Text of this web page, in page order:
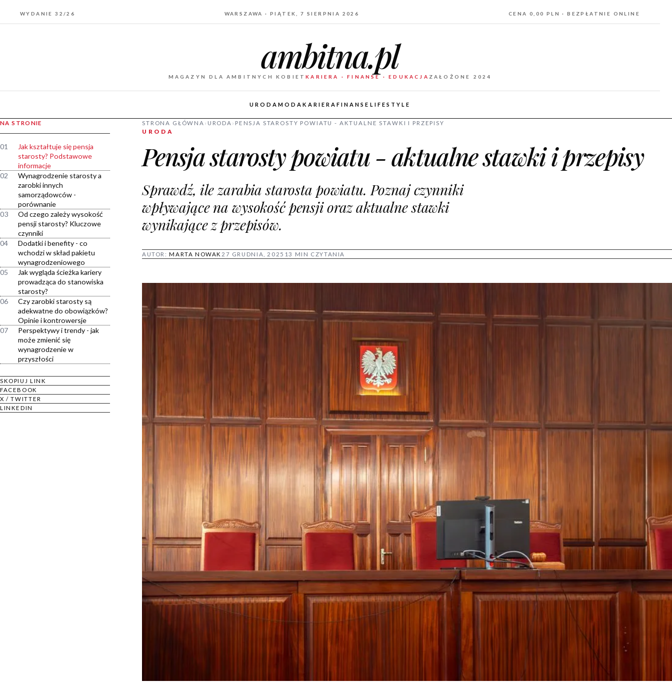
WYDANIE 32/26 WARSZAWA · PIĄTEK, 7 SIERPNIA 2026 CENA 0,00 PLN · BEZPŁATNIE ONLINE
ambitna.pl
MAGAZYN DLA AMBITNYCH KOBIETKARIERA · FINANSE · EDUKACJA ZAŁOŻONE 2024
URODAMODAKARIERA FINANSE LIFESTYLE
NA STRONIE
01
Jak kształtuje się pensja
starosty? Podstawowe
informacje
02
Wynagrodzenie starosty a
zarobki innych
samorządowców -
porównanie
03
Od czego zależy wysokość
pensji starosty? Kluczowe
czynniki
04
Dodatki i benefity - co
wchodzi w skład pakietu
wynagrodzeniowego
05
Jak wygląda ścieżka kariery
prowadząca do stanowiska
starosty?
06
Czy zarobki starosty są
adekwatne do obowiązków?
Opinie i kontrowersje
07
Perspektywy i trendy - jak
może zmienić się
wynagrodzenie w
przyszłości
SKOPIUJ LINK
FACEBOOK
X / TWITTER
LINKEDIN
STRONA GŁÓWNA › URODA › PENSJA STAROSTY POWIATU - AKTUALNE STAWKI I PRZEPISY
URODA
Pensja starosty powiatu - aktualne stawki i przepisy
Sprawdź, ile zarabia starosta powiatu. Poznaj czynniki
wpływające na wysokość pensji oraz aktualne stawki
wynikające z przepisów.
AUTOR:MARTA NOWAK 27 GRUDNIA, 2025 13 MIN CZYTANIA